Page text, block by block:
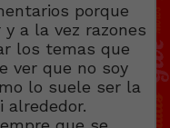
porque
a la vez razones
los temas que
ver que no soy
lo suele ser la
alrededor.